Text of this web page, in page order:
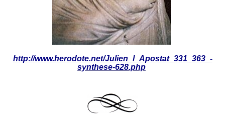
http://www.herodote.net/Julien_l_Apostat_331_363_-
synthese-628.php